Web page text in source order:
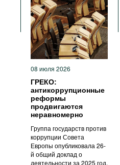
Фильмы
Подкасты
Книжная полка
08 июля 2026
ГРЕКО:
антикоррупционные
реформы
продвигаются
неравномерно
Группа государств против
коррупции Совета
Европы опубликовала 26-
й общий доклад о
деятельности за 2025 год.